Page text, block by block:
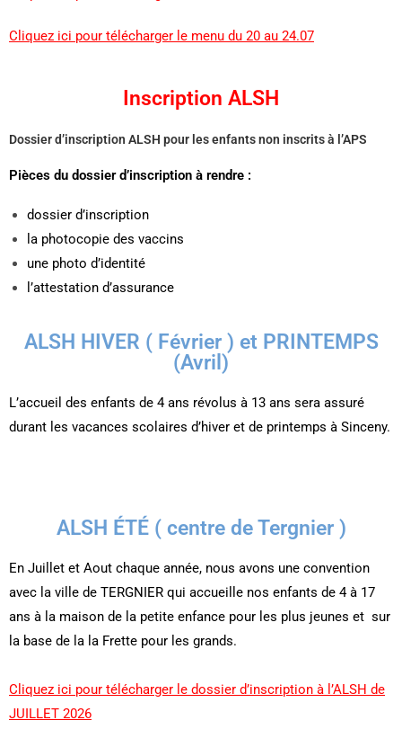
Cliquez ici pour télécharger le menu du 20 au 24.07
Inscription ALSH
Dossier d’inscription ALSH pour les enfants non inscrits à l’APS
Pièces du dossier d’inscription à rendre :
dossier d’inscription
la photocopie des vaccins
une photo d’identité
l’attestation d’assurance
ALSH HIVER ( Février ) et PRINTEMPS
(Avril)
L’accueil des enfants de 4 ans révolus à 13 ans sera assuré
durant les vacances scolaires d’hiver et de printemps à Sinceny.
ALSH ÉTÉ ( centre de Tergnier )
En Juillet et Aout chaque année, nous avons une convention
avec la ville de TERGNIER qui accueille nos enfants de 4 à 17
ans à la maison de la petite enfance pour les plus jeunes et sur
la base de la la Frette pour les grands.
Cliquez ici pour télécharger le dossier d’inscription à l’ALSH de
JUILLET 2026